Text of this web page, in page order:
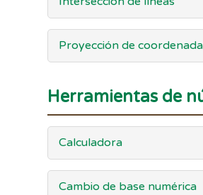
Proyección de
Herramientas de
Calculadora
Cambio de base numérica